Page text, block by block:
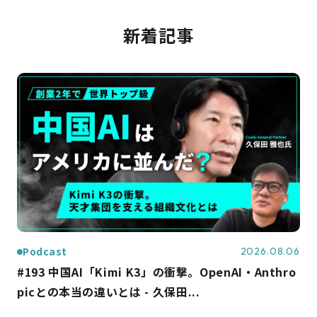
新着記事
Podcast 2026.08.06
#193 中国AI「Kimi K3」の衝撃。OpenAI・Anthro
picとの本当の違いとは - 久保田...